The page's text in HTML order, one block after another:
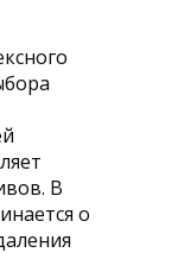
В
о